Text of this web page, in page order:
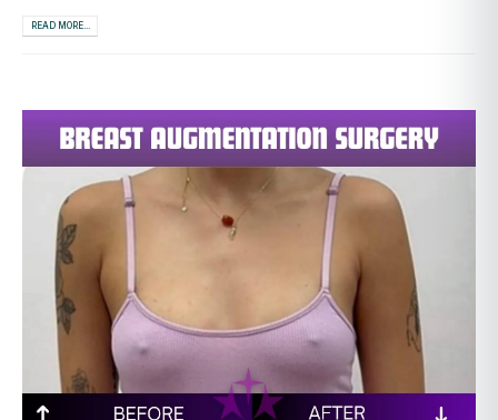
READ MORE...